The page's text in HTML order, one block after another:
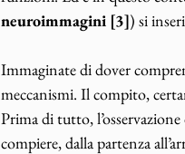
neuroimmagini [3]) si
Immaginate di dover
meccanismi. Il compito,
Prima di tutto,
compiere, dalla partenza